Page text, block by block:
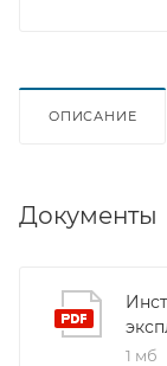
ОПИСАНИЕ
Документы
1 мб